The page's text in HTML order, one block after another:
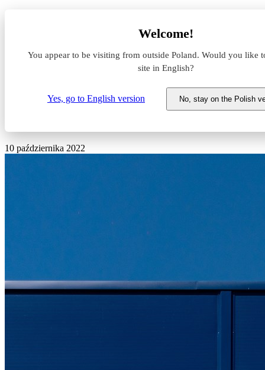
Welcome!
You appear to be visiting from outside Poland. Would you like
site in English?
Yes, go to English version No, stay on the Polish
Ponad 75 000 m kw. dla DSV w ramach Wrocław Logistics
Ponad 75 000 m kw. dla DSV w
ramach Wrocław Logistics
10 października 2022